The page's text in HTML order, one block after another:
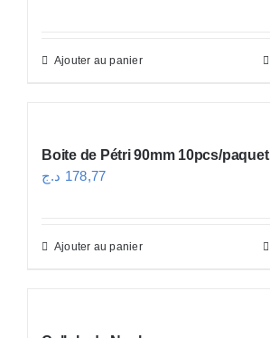
Ajouter au panier
Boite de Pétri 90mm 10pcs/paquet
178,77 د.ج
Ajouter au panier